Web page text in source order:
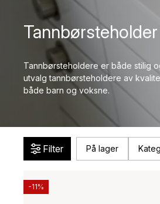
Tannbørsteholder
Tannbørsteholdere er både stilig
utvalg tannbørsteholdere av
både barn og voksne.
Filter På lager
-11%